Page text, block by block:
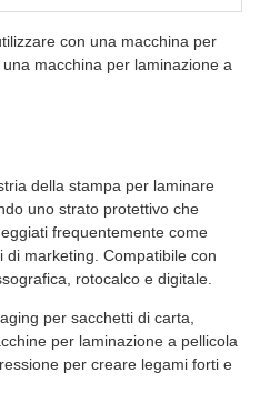
con una macchina per
macchina per laminazione a
della stampa per laminare
uno strato protettivo che
frequentemente come
marketing. Compatibile con
rotocalco e digitale.
per sacchetti di carta,
per laminazione a pellicola
per creare legami forti e